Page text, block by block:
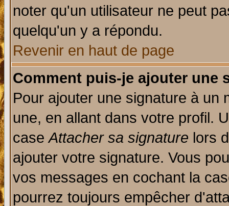
noter qu'un utilisateur ne peut
quelqu'un y a répondu.
Revenir en haut de page
Comment puis-je ajouter une
Pour ajouter une signature à un
une, en allant dans votre profil.
caseAttacher sa signature lors
ajouter votre signature. Vous
vos messages en cochant la
pourrez toujours empêcher